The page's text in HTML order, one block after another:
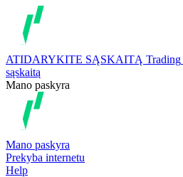
ATIDARYKITE SĄSKAITĄ Trading
sąskaitą
Mano paskyra
Mano paskyra
Prekyba internetu
Help